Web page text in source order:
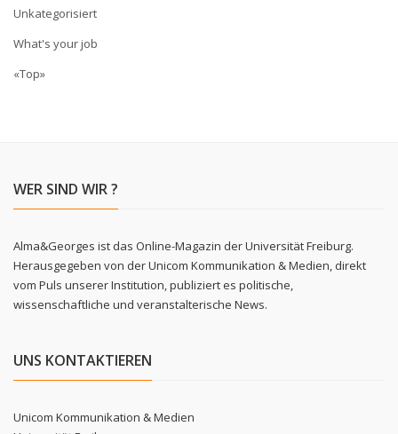
Unkategorisiert
What's your job
«Top»
WER SIND WIR ?
Alma&Georges ist das Online-Magazin der Universität Freiburg.
Herausgegeben von der Unicom Kommunikation & Medien, direkt
vom Puls unserer Institution, publiziert es politische,
wissenschaftliche und veranstalterische News.
UNS KONTAKTIEREN
Unicom Kommunikation & Medien